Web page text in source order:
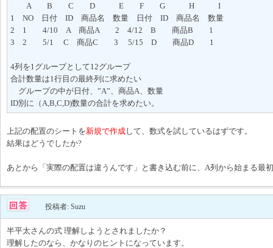
A B C D E F G H I
1 NO 日付 ID 商品名 数量 日付 ID 商品名 数量
2 1 4/10 A 商品A 2 4/12 B 商品B 1
3 2 5/1 C 商品C 3 5/15 D 商品D 1
4列を1グループとして12グループ
合計数量は1行目の最終列に求めたい
グループの中が日付、”A”、商品A、数量
ID別に（A,B,C,D)数量の合計を求めたい。
上記の配置のシートを新規で作成して、数式を試しているはずです。
結果はどうでしたか?
あとから「実際の配置は違うんです」と書き込む前に、A列から始まる最
投稿者: Suzu
半平太さんの式 理解しようとされましたか？
理解したのなら、かなりのヒントになっています。